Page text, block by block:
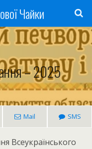
Чайки
– 2025
Mail SMS
Всеукраїнського